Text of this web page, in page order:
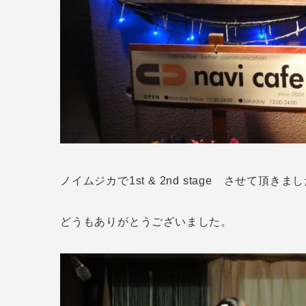
ノイムジカで1st & 2nd stage させて頂きまし
どうもありがとうございました。